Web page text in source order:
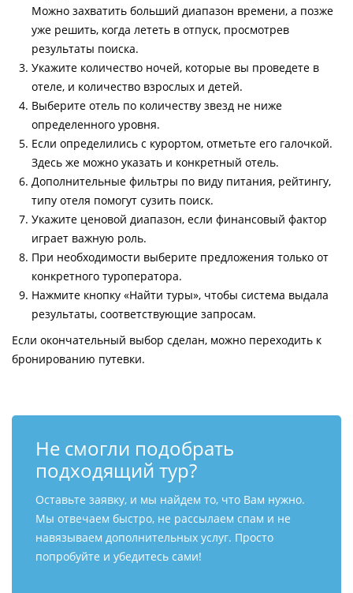
Можно захватить больший диапазон времени, а позже
уже решить, когда лететь в отпуск, просмотрев
результаты поиска.
Укажите количество ночей, которые вы проведете в
отеле, и количество взрослых и детей.
Выберите отель по количеству звезд не ниже
определенного уровня.
Если определились с курортом, отметьте его галочкой.
Здесь же можно указать и конкретный отель.
Дополнительные фильтры по виду питания, рейтингу,
типу отеля помогут сузить поиск.
Укажите ценовой диапазон, если финансовый фактор
играет важную роль.
При необходимости выберите предложения только от
конкретного туроператора.
Нажмите кнопку «Найти туры», чтобы система выдала
результаты, соответствующие запросам.
Если окончательный выбор сделан, можно переходить к
бронированию путевки.
Не смогли подобрать
подходящий тур?
Оставьте заявку, и мы найдем то, что Вам нужно.
Мы отвечаем быстро, не рассылаем спам и не
навязываем дополнительных услуг. Просто
попробуйте и убедитесь сами!